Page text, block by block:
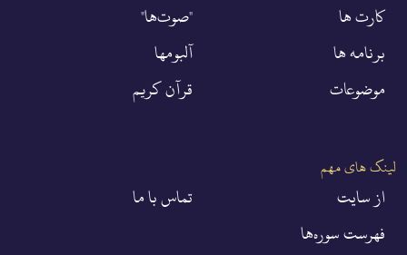
کارت ها
"صوت‌ها"
برنامه ها
آلبومها
موضوعات
قرآن كريم
لینک های مهم
از سايت
تماس با ما
فهرست سوره‌ها